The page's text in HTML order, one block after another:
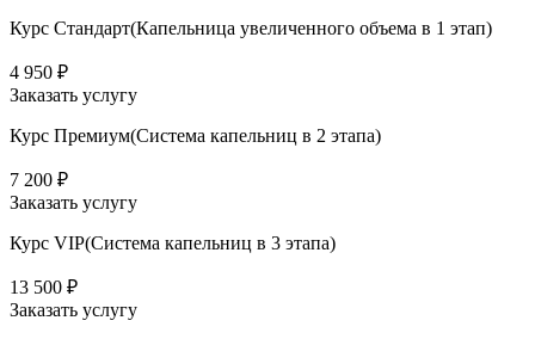
Курс Стандарт(Капельница увеличенного объема в 1 этап)
4 950 ₽
Заказать услугу
Курс Премиум(Система капельниц в 2 этапа)
7 200 ₽
Заказать услугу
Курс VIP(Система капельниц в 3 этапа)
13 500 ₽
Заказать услугу